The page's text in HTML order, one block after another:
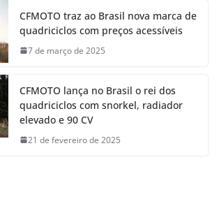
CFMOTO traz ao Brasil nova marca de
quadriciclos com preços acessíveis
7 de março de 2025
CFMOTO lança no Brasil o rei dos
quadriciclos com snorkel, radiador
elevado e 90 CV
21 de fevereiro de 2025